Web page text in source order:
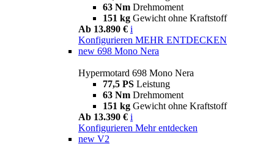
63 Nm Drehmoment
151 kg Gewicht ohne Kraftstoff
Ab 13.890 € i
Konfigurieren MEHR ENTDECKEN
new 698 Mono Nera
Hypermotard 698 Mono Nera
77,5 PS Leistung
63 Nm Drehmoment
151 kg Gewicht ohne Kraftstoff
Ab 13.390 € i
Konfigurieren Mehr entdecken
new V2